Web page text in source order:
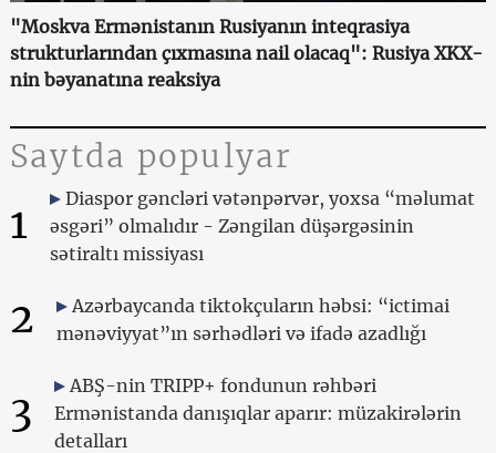
"Moskva Ermənistanın Rusiyanın inteqrasiya
strukturlarından çıxmasına nail olacaq": Rusiya XKX-
nin bəyanatına reaksiya
Saytda populyar
1
Diaspor gəncləri vətənpərvər, yoxsa “məlumat
əsgəri” olmalıdır - Zəngilan düşərgəsinin
sətiraltı missiyası
2
Azərbaycanda tiktokçuların həbsi: “ictimai
mənəviyyat”ın sərhədləri və ifadə azadlığı
3
ABŞ-nin TRIPP+ fondunun rəhbəri
Ermənistanda danışıqlar aparır: müzakirələrin
detalları